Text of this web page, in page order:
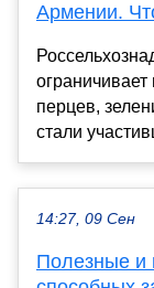
Армении.
перцев,
стали
14:27, 09 Сен
Полезные и